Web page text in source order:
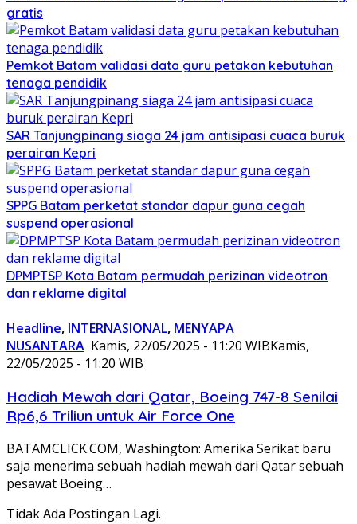
gratis
Pemkot Batam validasi data guru petakan kebutuhan
tenaga pendidik
SAR Tanjungpinang siaga 24 jam antisipasi cuaca buruk
perairan Kepri
SPPG Batam perketat standar dapur guna cegah
suspend operasional
DPMPTSP Kota Batam permudah perizinan videotron
dan reklame digital
Headline, INTERNASIONAL, MENYAPA
NUSANTARA Kamis, 22/05/2025 - 11:20 WIBKamis,
22/05/2025 - 11:20 WIB
Hadiah Mewah dari Qatar, Boeing 747-8 Senilai
Rp6,6 Triliun untuk Air Force One
BATAMCLICK.COM, Washington: Amerika Serikat baru
saja menerima sebuah hadiah mewah dari Qatar sebuah
pesawat Boeing…
Tidak Ada Postingan Lagi.